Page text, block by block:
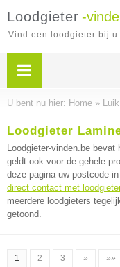
Loodgieter -
Vind een loodgieter bij u
U bent nu hier: Home » Luik
Loodgieter
Loodgieter-vinden.be bevat
geldt ook voor de gehele
deze pagina uw postcode
direct contact met
meerdere loodgieters
getoond.
1 2 3 » »»